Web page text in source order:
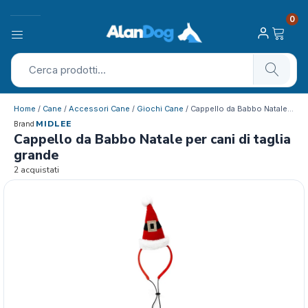
0
Home / Cane / Accessori Cane / Giochi Cane / Cappello da Babbo Natale per cani di …
Brand MIDLEE
Cappello da Babbo Natale per cani di taglia
grande
2 acquistati